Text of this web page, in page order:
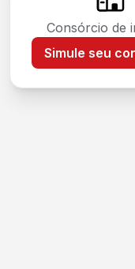
Consórcio de
Simule seu